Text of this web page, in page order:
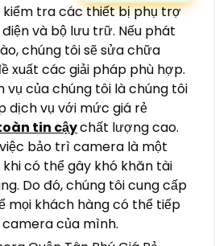
trong lĩnh vực camera
Ty Camera An Thành
kiểm tra và bảo dưỡng
bạn, 📸tin tưởngchúng
giữ cho căn nhà, công ty
an toàn.
của chúng tôi bao gồm
cơ bản của camera như
đèn LED. 🔄Ưu điểm nỗi bật
tra các thiết bị phụ trợ
và bộ lưu trữ. Nếu phát
chúng tôi sẽ sửa chữa
xuất các giải pháp phù hợp.